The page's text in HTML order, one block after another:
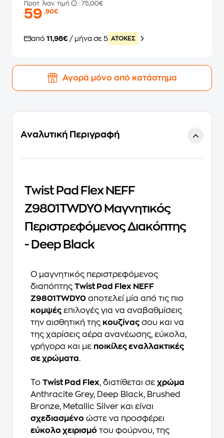
Προτ. λιαν. τιμή : 75,00€
59,90€
από 11,98€ / μήνα σε 5 ATOKEΣ
Αγορά μόνο από κατάστημα
Αναλυτική Περιγραφή
Twist Pad Flex NEFF
Z9801TWDY0 Μαγνητικός
Περιστρεφόμενος Διακόπτης
- Deep Black
Ο μαγνητικός περιστρεφόμενος
διαπόπτης Twist Pad Flex NEFF
Z9801TWDY0 αποτελεί μία από τις πιο
κομψές επιλογές για να αναβαθμίσεις
την αισθητική της κουζίνας σου και να
της χαρίσεις αέρα ανανέωσης, εύκολα,
γρήγορα και με ποικίλες εναλλακτικές
σε χρώματα.
Το Twist Pad Flex, διατίθεται σε χρώμα
Anthracite Grey, Deep Black, Brushed
Bronze, Metallic Silver και είναι
σχεδιασμένο ώστε να προσφέρει
εύκολο χειρισμό του φούρνου, της